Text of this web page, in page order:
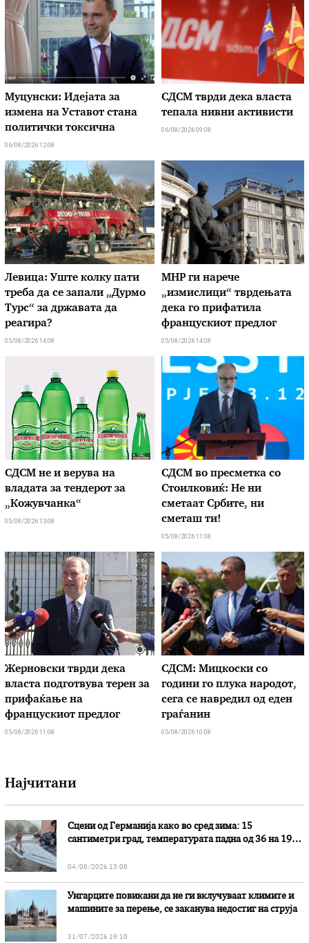
Муцунски: Идејата за
измена на Уставот стана
политички токсична
06/08/2026 12:08
СДСМ тврди дека власта
тепала нивни активисти
06/08/2026 09:08
Левица: Уште колку пати
треба да се запали „Дурмо
Турс“ за државата да
реагира?
05/08/2026 14:08
МНР ги нарече
„измислици“ тврдењата
дека го прифатила
францускиот предлог
05/08/2026 14:08
СДСМ не и верува на
владата за тендерот за
„Кожувчанка“
05/08/2026 13:08
СДСМ во пресметка со
Стоилковиќ: Не ни
сметаат Србите, ни
сметаш ти!
05/08/2026 11:08
Жерновски тврди дека
власта подготвува терен за
прифаќање на
францускиот предлог
05/08/2026 11:08
СДСМ: Мицкоски со
години го плука народот,
сега се навредил од еден
граѓанин
05/08/2026 10:08
Најчитани
Сцени од Германија како во сред зима: 15
сантиметри град, температурата падна од 36 на 19
04/08/2026 13:08
Унгарците повикани да не ги вклучуваат климите и
машините за перење, се заканува недостиг на струја
31/07/2026 19:10